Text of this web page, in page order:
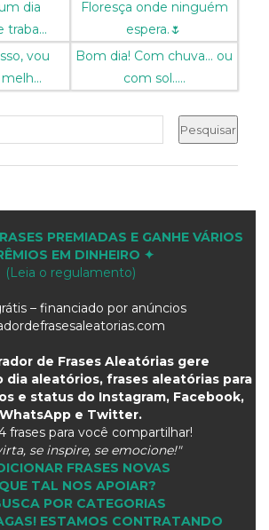
dia
traba...
Floresça onde ninguém
espera.🌷
vou
Bom dia! Com chuva... ou
com sol.....
PREMIADAS E GANHE VÁRIOS
EM DINHEIRO ✦
(Leia o regulamento)
– financiado por anúncios
de Frases Aleatórias gere
dia aleatórios, frases aleatórias para
e status do Instagram, Facebook,
WhatsApp e Twitter.
frases para você compartilhar!
se inspire, se emocione!"
FRASES NOVAS
TAL NOS APOIAR?
POR CATEGORIAS
ESTAMOS CONTRATANDO